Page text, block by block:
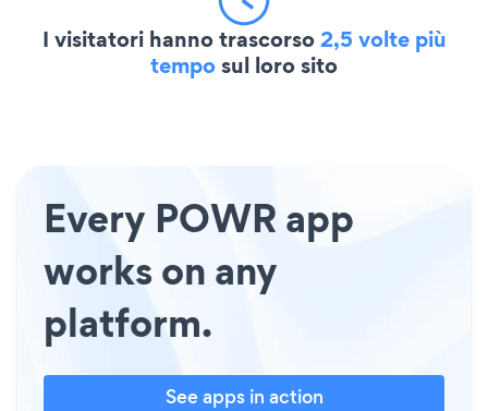
I visitatori hanno trascorso2,5 volte più
temposul loro sito
Every POWR app
works on any
platform.
See apps in action